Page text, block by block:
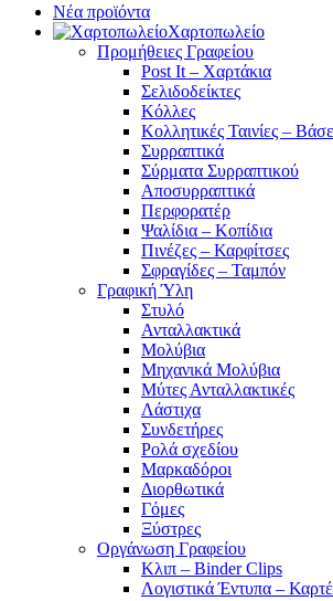
Νέα προϊόντα
Χαρτοπωλείο
Προμήθειες Γραφείου
Post It – Χαρτάκια
Σελιδοδείκτες
Κόλλες
Κολλητικές Ταινίες –
Συρραπτικά
Σύρματα Συρραπτικού
Αποσυρραπτικά
Περφορατέρ
Ψαλίδια – Κοπίδια
Πινέζες – Καρφίτσες
Σφραγίδες – Ταμπόν
Γραφική Ύλη
Στυλό
Ανταλλακτικά
Μολύβια
Μηχανικά Μολύβια
Μύτες Ανταλλακτικές
Λάστιχα
Συνδετήρες
Ρολά σχεδίου
Μαρκαδόροι
Διορθωτικά
Γόμες
Ξύστρες
Οργάνωση Γραφείου
Κλιπ – Binder Clips
Λογιστικά Έντυπα –